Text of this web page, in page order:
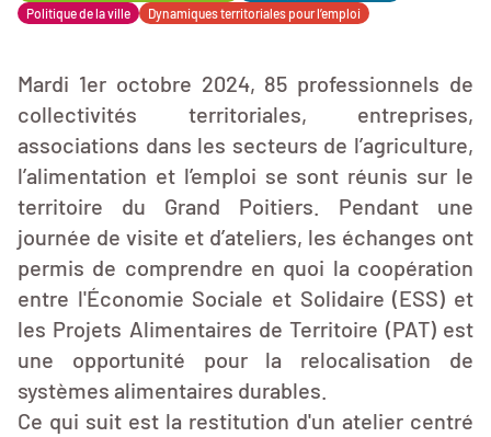
Politique de la ville
Dynamiques territoriales pour l’emploi
Mardi 1er octobre 2024, 85 professionnels de
collectivités territoriales, entreprises,
associations dans les secteurs de l’agriculture,
l’alimentation et l’emploi se sont réunis sur le
territoire du Grand Poitiers. Pendant une
journée de visite et d’ateliers, les échanges ont
permis de comprendre en quoi la coopération
entre l'Économie Sociale et Solidaire (ESS) et
les Projets Alimentaires de Territoire (PAT) est
une opportunité pour la relocalisation de
systèmes alimentaires durables.
Ce qui suit est la restitution d'un atelier centré